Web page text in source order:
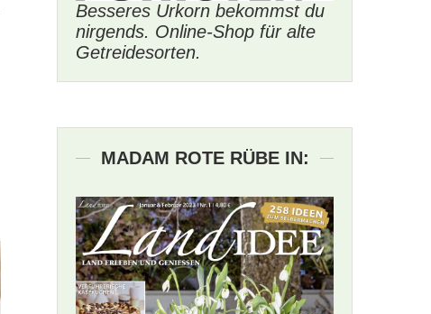
Besseres Urkorn bekommst du
nirgends. Online-Shop für alte
Getreidesorten.
MADAM ROTE RÜBE IN: